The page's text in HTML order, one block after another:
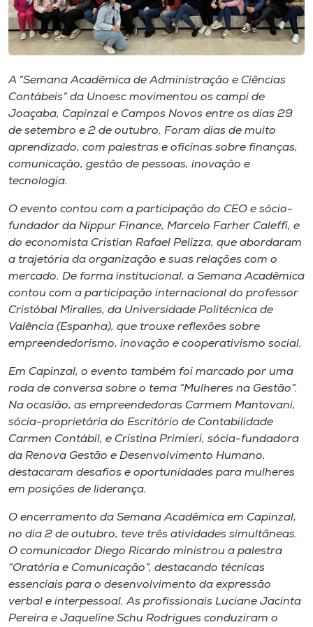
CPA
Editora
Rádio
Museu
Unoesc
Store
Selecione
o idioma
A+
A-
A “Semana Acadêmica de Administração e Ciências
Contábeis” da Unoesc movimentou os campi de
Joaçaba, Capinzal e Campos Novos entre os dias 29
de setembro e 2 de outubro. Foram dias de muito
aprendizado, com palestras e oficinas sobre finanças,
comunicação, gestão de pessoas, inovação e
tecnologia.
O evento contou com a participação do CEO e sócio-
fundador da Nippur Finance, Marcelo Farher Caleffi, e
do economista Cristian Rafael Pelizza, que abordaram
a trajetória da organização e suas relações com o
mercado. De forma institucional, a Semana Acadêmica
contou com a participação internacional do professor
Cristóbal Miralles, da Universidade Politécnica de
Valência (Espanha), que trouxe reflexões sobre
empreendedorismo, inovação e cooperativismo social.
Em Capinzal, o evento também foi marcado por uma
roda de conversa sobre o tema “Mulheres na Gestão”.
Na ocasião, as empreendedoras Carmem Mantovani,
sócia-proprietária do Escritório de Contabilidade
Carmen Contábil, e Cristina Primieri, sócia-fundadora
da Renova Gestão e Desenvolvimento Humano,
destacaram desafios e oportunidades para mulheres
em posições de liderança.
O encerramento da Semana Acadêmica em Capinzal,
no dia 2 de outubro, teve três atividades simultâneas.
O comunicador Diego Ricardo ministrou a palestra
“Oratória e Comunicação”, destacando técnicas
essenciais para o desenvolvimento da expressão
verbal e interpessoal. As profissionais Luciane Jacinta
Pereira e Jaqueline Schu Rodrigues conduziram o